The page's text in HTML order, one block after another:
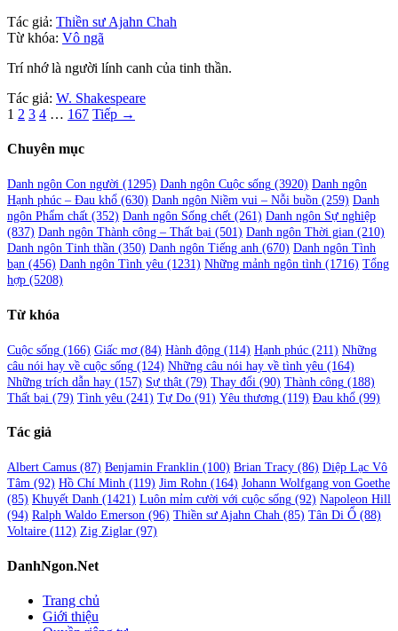
Tác giả: Thiền sư Ajahn Chah
Từ khóa: Vô ngã
Trí nhớ là người lính canh của tinh thần.
Tác giả: W. Shakespeare
Phân
trang
viết
1 2 3 4 … 167 Tiếp →
Chuyên mục
Danh ngôn Con người (1295) Danh ngôn Cuộc sống (3920) Danh ngôn
Hạnh phúc – Đau khổ (630) Danh ngôn Niềm vui – Nỗi buồn (259) Danh
ngôn Phẩm chất (352) Danh ngôn Sống chết (261) Danh ngôn Sự nghiệp
(837) Danh ngôn Thành công – Thất bại (501) Danh ngôn Thời gian (210)
Danh ngôn Tinh thần (350) Danh ngôn Tiếng anh (670) Danh ngôn Tình
bạn (456) Danh ngôn Tình yêu (1231) Những mảnh ngôn tình (1716) Tổng
hợp (5208)
Từ khóa
Cuộc sống (166) Giấc mơ(84) Hành động (114) Hạnh phúc (211) Những
câu nói hay về cuộc sống (124) Những câu nói hay về tình yêu (164)
Những trích dẫn hay (157) Sự thật (79) Thay đổi (90) Thành công (188)
Thất bại (79) Tình yêu (241) Tự Do (91) Yêu thương (119) Đau khổ (99)
Tác giả
Albert Camus (87) Benjamin Franklin (100) Brian Tracy (86) Diệp Lạc Vô
Tâm (92) Hồ Chí Minh (119) Jim Rohn (164) Johann Wolfgang von Goethe
(85) Khuyết Danh (1421) Luôn mỉm cười với cuộc sống (92) Napoleon Hill
(94) Ralph Waldo Emerson (96) Thiền sư Ajahn Chah (85) Tân Di Ổ (88)
Voltaire (112) Zig Ziglar (97)
DanhNgon.Net
Trang chủ
Giới thiệu